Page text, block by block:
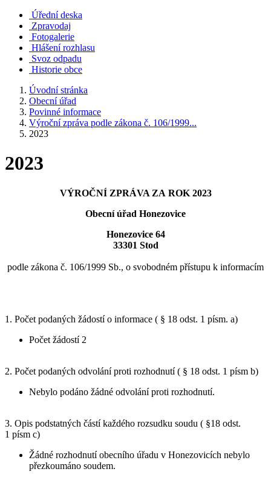
Úřední deska
Zpravodaj
Fotogalerie
Hlášení rozhlasu
Svoz odpadu
Historie obce
Úvodní stránka
Obecní úřad
Povinné informace
Výroční zpráva podle zákona č. 106/1999...
2023
2023
VÝROČNÍ ZPRÁVA ZA ROK 2023
Obecní úřad Honezovice
Honezovice 64
33301 Stod
podle zákona č. 106/1999 Sb., o svobodném přístupu k informacím
1. Počet podaných žádostí o informace ( § 18 odst. 1 písm. a)
Počet žádostí 2
2. Počet podaných odvolání proti rozhodnutí ( § 18 odst. 1 písm b)
Nebylo podáno žádné odvolání proti rozhodnutí.
3. Opis podstatných částí každého rozsudku soudu ( §18 odst.
1 písm c)
Žádné rozhodnutí obecního úřadu v Honezovicích nebylo
přezkoumáno soudem.